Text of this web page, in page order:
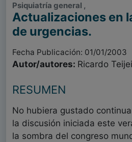
Psiquiatría general ,
Actualizaciones en
de urgencias.
Fecha Publicación: 01/01/2003
Autor/autores: Ricardo
RESUMEN
No hubiera gustado
la discusión iniciada este
la sombra del congreso